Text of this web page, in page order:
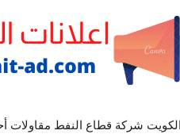
شركة قطاع النفط مقاولات